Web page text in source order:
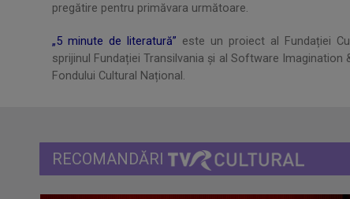
pregătire pentru primăvara următoare.
„5 minute de literatură” este un proiect al Fundației
sprijinul Fundației Transilvania și al Software
Fondului Cultural Național.
RECOMANDĂRI